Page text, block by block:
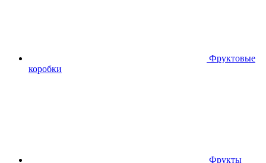
Фруктовые
коробки
Фрукты